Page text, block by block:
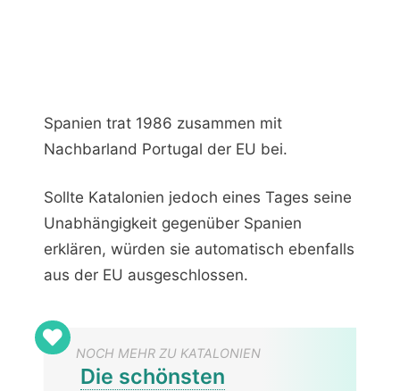
Spanien trat 1986 zusammen mit
Nachbarland Portugal der EU bei.
Sollte Katalonien jedoch eines Tages seine
Unabhängigkeit gegenüber Spanien
erklären, würden sie automatisch ebenfalls
aus der EU ausgeschlossen.
NOCH MEHR ZU KATALONIEN
Die schönsten